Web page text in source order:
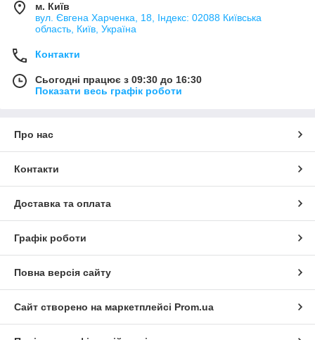
м. Київ
вул. Євгена Харченка, 18, Індекс: 02088 Київська
область, Київ, Україна
Контакти
Сьогодні працює з 09:30 до 16:30
Показати весь графік роботи
Про нас
Контакти
Доставка та оплата
Графік роботи
Повна версія сайту
Сайт створено на маркетплейсі Prom.ua